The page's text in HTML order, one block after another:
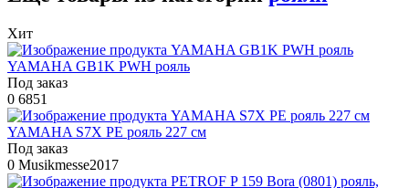
Хит
YAMAHA GB1K PWH рояль
Под заказ
0 6851
YAMAHA S7X PE рояль 227 см
Под заказ
0 Musikmesse2017